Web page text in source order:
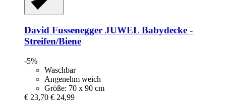
David Fussenegger JUWEL Babydecke -​
Streifen/Biene
-5%
Waschbar
Angenehm weich
Größe: 70 x 90 cm
€ 23,70 € 24,99